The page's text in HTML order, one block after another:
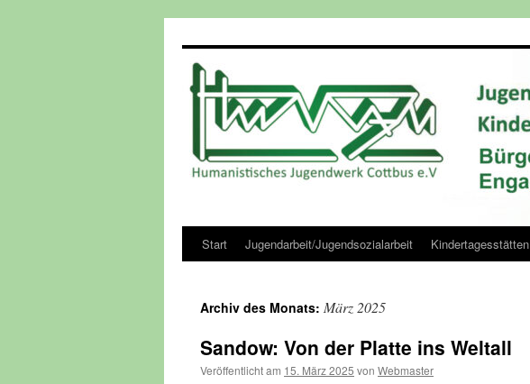
Start Jugendarbeit/Jugendsozialarbeit Kindertagesstätten
Archiv des Monats: März 2025
Sandow: Von der Platte ins Weltall
Veröffentlicht am 15. März 2025 von Webmaster